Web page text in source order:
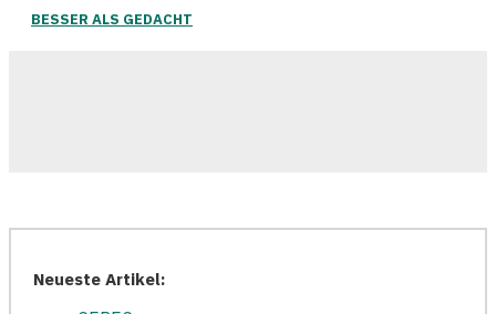
BESSER ALS GEDACHT
Neueste Artikel: